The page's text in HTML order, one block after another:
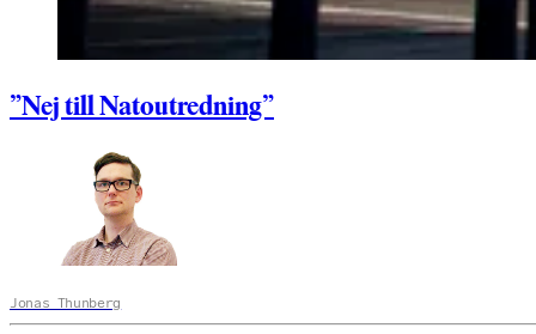
”Nej till Nato­utredning”
Jonas Thunberg